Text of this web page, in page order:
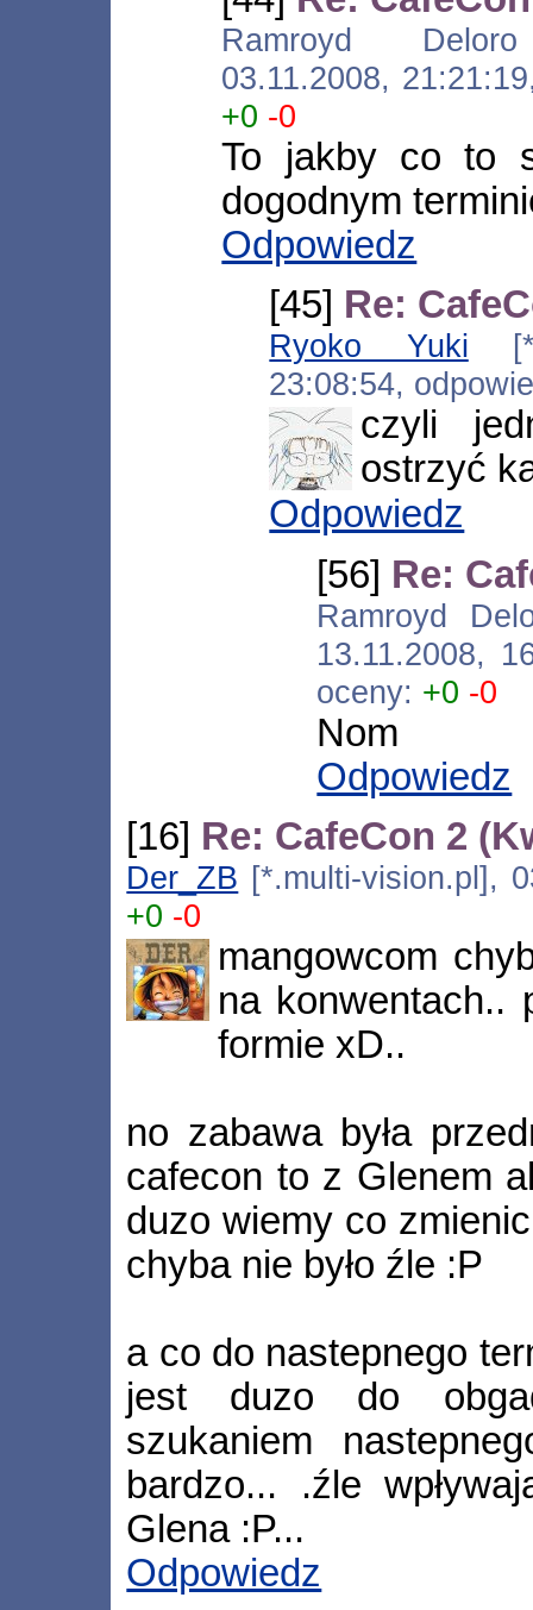
Ramroyd Deloro
03.11.2008,
+0 -0
To jakby co to
dogodnym
Odpowiedz
[45] Re:
Ryoko Yuki
23:08:54,
czyli
ostrzyć
Odpowiedz
[56] Re:
Ramroyd
13.11.2008,
oceny: +0 -0
Nom
Odpowiedz
[16] Re: CafeCon 2
Der_ZB [*.multi-vision.pl],
+0 -0
mangowcom
na konwentach..
formie xD..
no zabawa była
cafecon to z Glenem
duzo wiemy co
chyba nie było źle :P
a co do nastepnego
jest duzo do
szukaniem
bardzo... .źle
Glena :P...
Odpowiedz